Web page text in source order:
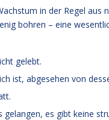
in der Regel aus
bohren – eine
gelebt.
ist, abgesehen von
es gibt keine